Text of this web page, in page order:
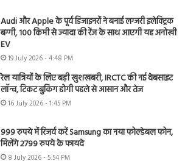
Audi और Apple के पूर्व डिजाइनरों ने बनाई लग्जरी इलेक्ट्रिक
बग्गी, 100 किमी से ज्यादा की रेंज के साथ आएगी यह अनोखी
EV
19 July 2026 - 4:48 PM
रेल यात्रियों के लिए बड़ी खुशखबरी, IRCTC की नई वेबसाइट
लॉन्च, टिकट बुकिंग होगी पहले से आसान और तेज
16 July 2026 - 1:45 PM
999 रुपये में रिजर्व करें Samsung का नया फोल्डेबल फोन,
मिलेंगे 2799 रुपये के फायदे
8 July 2026 - 5:54 PM